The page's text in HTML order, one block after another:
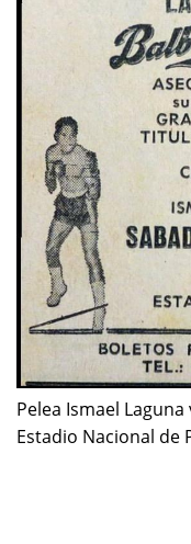
Pelea Ismael
Estadio Nacional de